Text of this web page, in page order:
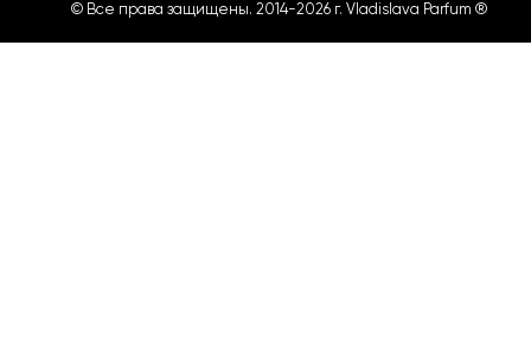
© Все права защищены. 2014-2026 г. Vladislava Parfum ®